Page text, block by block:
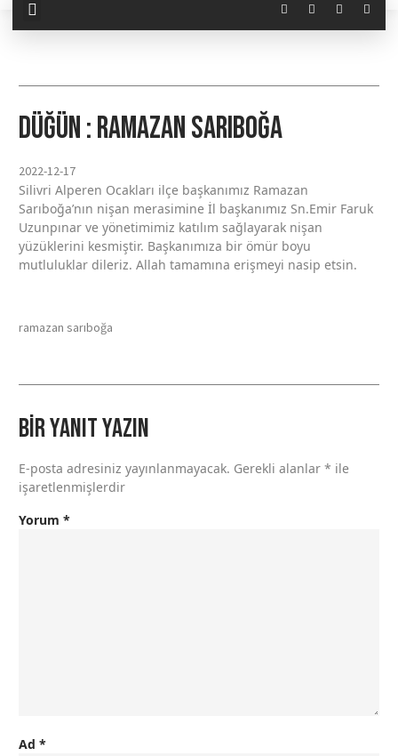
DÜĞÜN : Ramazan Sarıboğa
2022-12-17
Silivri Alperen Ocakları ilçe başkanımız Ramazan
Sarıboğa’nın nişan merasimine İl başkanımız Sn.Emir Faruk
Uzunpınar ve yönetimimiz katılım sağlayarak nişan
yüzüklerini kesmiştir. Başkanımıza bir ömür boyu
mutluluklar dileriz. Allah tamamına erişmeyi nasip etsin.
ramazan sarıboğa
Bir yanıt yazın
E-posta adresiniz yayınlanmayacak. Gerekli alanlar * ile
işaretlenmişlerdir
Yorum *
Ad *